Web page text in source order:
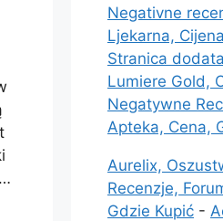
Negativne
Ljekarna,
Stranica
Lumiere Gold,
Negatywne
Apteka, Cena,
Aurelix,
Recenzje,
Gdzie Kupić -